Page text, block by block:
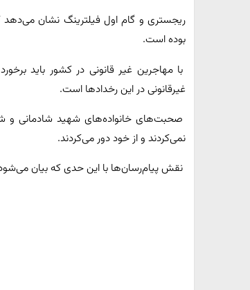
ریجستری و گام اول فیلترینگ نشان
بوده است.
با مهاجرین غیر قانونی در کشور باید
غیرقانونی در این رخدادها است.
صحبت‌های خانواده‌های شهید شادمانی و شهید
نمی‌کردند و از خود دور می‌کردند.
نقش پیام‌رسان‌ها با این حدی که بیان می‌شود